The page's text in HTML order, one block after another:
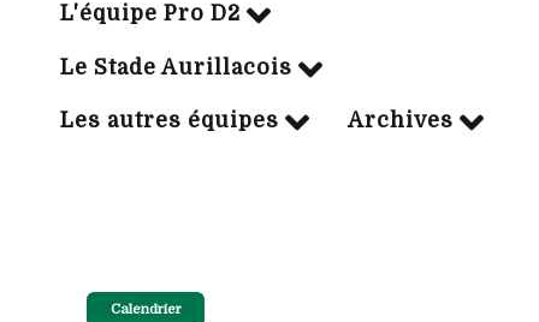
L'équipe Pro D2
Le Stade Aurillacois
Les autres équipes Archives
Calendrier